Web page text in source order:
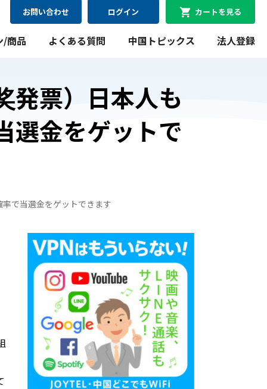
お問い合わせ ログイン カートを見る
08月11日
WiFiレンタルプラン料金のシミュレーションができま
シミュレーションする
/商品 よくある質問 中国トピックス 法人登録
発票）日本人も
選金をゲットで
で当選金をゲットできます